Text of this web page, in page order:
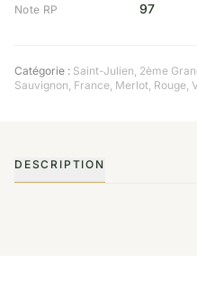
Note RP 97
Catégorie : Saint-Julien, 2ème
Sauvignon, France, Merlot, Rouge,
DESCRIPTION